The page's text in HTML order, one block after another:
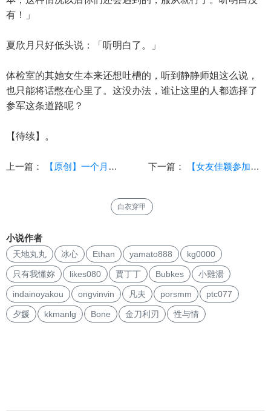
有！」
夏欣月只好低头说：「听明白了。」
体检室的其她女生本来还想吐槽的，听到静静师姐这么说，
也只能将话憋在心里了。这没办法，谁让这里的人都选择了
参军这条道路呢？
【待续】。
上一篇： 【原创】一个月的报复1-楔子 下一篇： 【女友佳颖参加军检】 第一章
白衣穿甲
小说作者
天地丸丸 冰心 Ethan yamato888 kg0000
只有我懂妳 likes080 賈丁丁 Bubkes 小雞湯
indainoyakou ongvinvin 凡夫 porsmm ptc077
夕媛 kkmanlg Bone 金刀利刃 性与情